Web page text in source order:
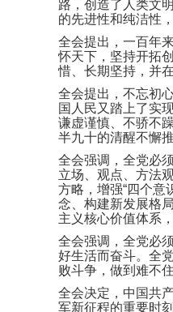
路，创造了人类文
的先进性和纯洁性
全会提出，一百年
怀天下，坚持开拓
惜、长期坚持，并
全会提出，不忘初
国人民又踏上了实
谦虚谨慎、不骄不
半九十的清醒不懈
全会强调，全党必
立场、观点、方法
方略，增强“四个意
念、构建新发展格
主义核心价值体系
全会强调，全党必
好生活而奋斗。全
败斗争，做到难不
全会决定，中国共
军新征程的重要时